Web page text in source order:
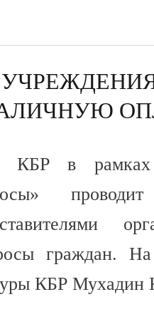
в рамках
граждан.
КБР Мухадин